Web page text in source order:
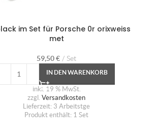
im Set für Porsche 0r orixweiss
met
59,50€ Set
IN DEN WARENKORB
inkl. 19 % MwSt.
zzgl.Versandkosten
Lieferzeit: 3 Arbeitstge
Produkt enthält: 1Set